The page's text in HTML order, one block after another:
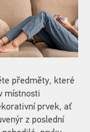
předměty, které
místnosti
prvek, ať
z poslední